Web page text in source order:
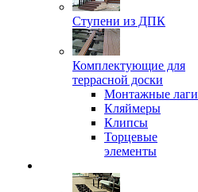
Ступени из ДПК
Комплектующие для
террасной доски
Монтажные лаги
Кляймеры
Клипсы
Торцевые
элементы